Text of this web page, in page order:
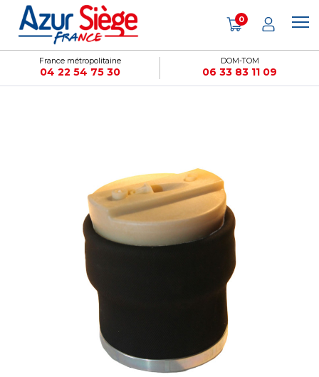
France métropolitaine
04 22 54 75 30
DOM-TOM
06 33 83 11 09
0
Panneau de gestion des cookies